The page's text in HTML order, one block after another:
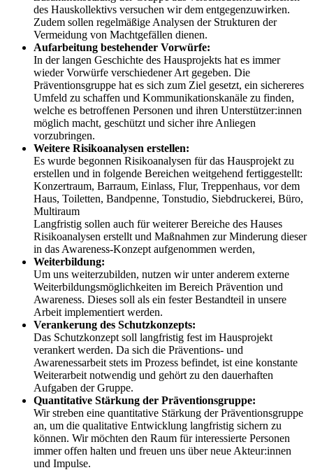
des Hauskollektivs versuchen wir dem entgegenzuwirken.
Zudem sollen regelmäßige Analysen der Strukturen der
Vermeidung von Machtgefällen dienen.
Aufarbeitung bestehender Vorwürfe:
In der langen Geschichte des Hausprojekts hat es immer
wieder Vorwürfe verschiedener Art gegeben. Die
Präventionsgruppe hat es sich zum Ziel gesetzt, ein sichereres
Umfeld zu schaffen und Kommunikationskanäle zu finden,
welche es betroffenen Personen und ihren Unterstützer:innen
möglich macht, geschützt und sicher ihre Anliegen
vorzubringen.
Weitere Risikoanalysen erstellen:
Es wurde begonnen Risikoanalysen für das Hausprojekt zu
erstellen und in folgende Bereichen weitgehend fertiggestellt:
Konzertraum, Barraum, Einlass, Flur, Treppenhaus, vor dem
Haus, Toiletten, Bandpenne, Tonstudio, Siebdruckerei, Büro,
Multiraum
Langfristig sollen auch für weiterer Bereiche des Hauses
Risikoanalysen erstellt und Maßnahmen zur Minderung dieser
in das Awareness-Konzept aufgenommen werden,
Weiterbildung:
Um uns weiterzubilden, nutzen wir unter anderem externe
Weiterbildungsmöglichkeiten im Bereich Prävention und
Awareness. Dieses soll als ein fester Bestandteil in unsere
Arbeit implementiert werden.
Verankerung des Schutzkonzepts:
Das Schutzkonzept soll langfristig fest im Hausprojekt
verankert werden. Da sich die Präventions- und
Awarenessarbeit stets im Prozess befindet, ist eine konstante
Weiterarbeit notwendig und gehört zu den dauerhaften
Aufgaben der Gruppe.
Quantitative Stärkung der Präventionsgruppe:
Wir streben eine quantitative Stärkung der Präventionsgruppe
an, um die qualitative Entwicklung langfristig sichern zu
können. Wir möchten den Raum für interessierte Personen
immer offen halten und freuen uns über neue Akteur:innen
und Impulse.